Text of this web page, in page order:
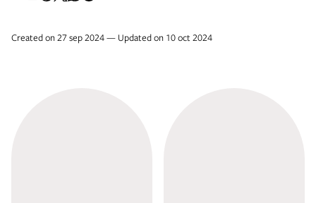
Created on 27 sep 2024 — Updated on 10 oct 2024